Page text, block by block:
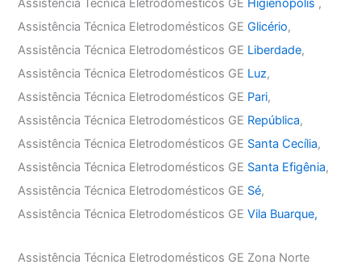
Assistência Técnica Eletrodomésticos GE Higienópolis ,
Assistência Técnica Eletrodomésticos GEGlicério,
Assistência Técnica Eletrodomésticos GE Liberdade,
Assistência Técnica Eletrodomésticos GE Luz,
Assistência Técnica Eletrodomésticos GE Pari,
Assistência Técnica Eletrodomésticos GE República,
Assistência Técnica Eletrodomésticos GE Santa Cecília,
Assistência Técnica Eletrodomésticos GE Santa Efigênia,
Assistência Técnica Eletrodomésticos GE Sé,
Assistência Técnica Eletrodomésticos GEVila Buarque,
Assistência Técnica Eletrodomésticos GE Zona Norte